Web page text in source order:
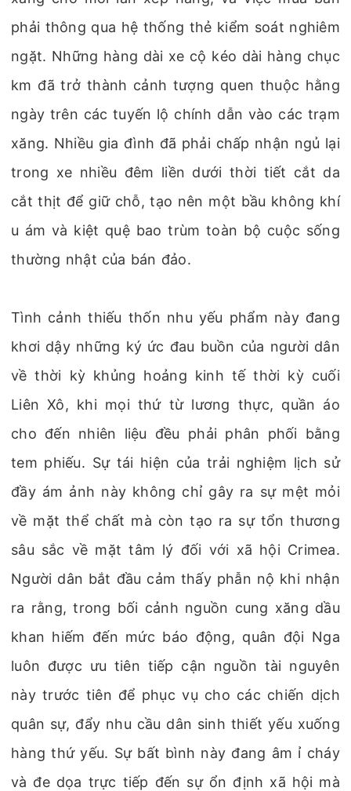
phải thông qua hệ thống thẻ kiểm soát nghiêm
ngặt. Những hàng dài xe cộ kéo dài hàng chục
km đã trở thành cảnh tượng quen thuộc hằng
ngày trên các tuyến lộ chính dẫn vào các trạm
xăng. Nhiều gia đình đã phải chấp nhận ngủ lại
trong xe nhiều đêm liền dưới thời tiết cắt da
cắt thịt để giữ chỗ, tạo nên một bầu không khí
u ám và kiệt quệ bao trùm toàn bộ cuộc sống
thường nhật của bán đảo.
Tình cảnh thiếu thốn nhu yếu phẩm này đang
khơi dậy những ký ức đau buồn của người dân
về thời kỳ khủng hoảng kinh tế thời kỳ cuối
Liên Xô, khi mọi thứ từ lương thực, quần áo
cho đến nhiên liệu đều phải phân phối bằng
tem phiếu. Sự tái hiện của trải nghiệm lịch sử
đầy ám ảnh này không chỉ gây ra sự mệt mỏi
về mặt thể chất mà còn tạo ra sự tổn thương
sâu sắc về mặt tâm lý đối với xã hội Crimea.
Người dân bắt đầu cảm thấy phẫn nộ khi nhận
ra rằng, trong bối cảnh nguồn cung xăng dầu
khan hiếm đến mức báo động, quân đội Nga
luôn được ưu tiên tiếp cận nguồn tài nguyên
này trước tiên để phục vụ cho các chiến dịch
quân sự, đẩy nhu cầu dân sinh thiết yếu xuống
hàng thứ yếu. Sự bất bình này đang âm ỉ cháy
và đe dọa trực tiếp đến sự ổn định xã hội mà